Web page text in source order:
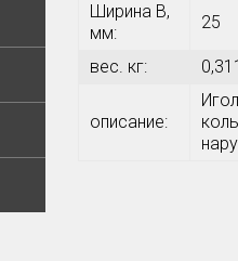
Ширина В,
мм:
25
вес. кг:
описание: